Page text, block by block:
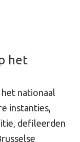
het
nationaal
instanties,
defileerden